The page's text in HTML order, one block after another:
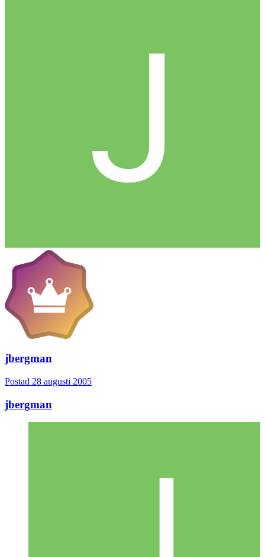
jbergman
Postad 28 augusti 2005
jbergman